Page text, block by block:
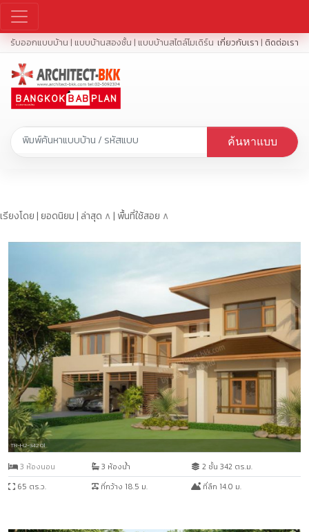
รับออกแบบบ้าน | แบบบ้านสองชั้น | แบบบ้านสไตล์โมเดิร์น เกี่ยวกับเรา | ติดต่อเรา
ค้นหาแบบ
เรียงโดย | ยอดนิยม | ล่าสุด ∧| พื้นที่ใช้สอย ∧
TR-H2-342.01
3 ห้องนอน 3 ห้องน้ำ
2 ชั้น 342 ตร.ม.
65 ตร.ว.
ที่กว้าง 18.5 ม. ที่ลึก 14.0 ม.